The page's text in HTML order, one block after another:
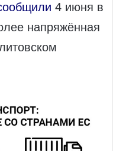
4 июня в
напряжённая